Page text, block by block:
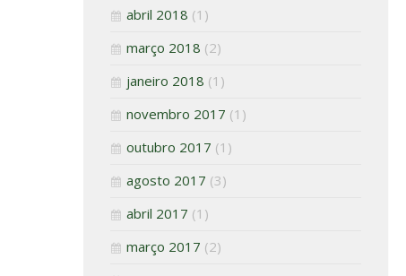
abril 2018 (1)
março 2018 (2)
janeiro 2018 (1)
novembro 2017 (1)
outubro 2017 (1)
agosto 2017 (3)
abril 2017 (1)
março 2017 (2)